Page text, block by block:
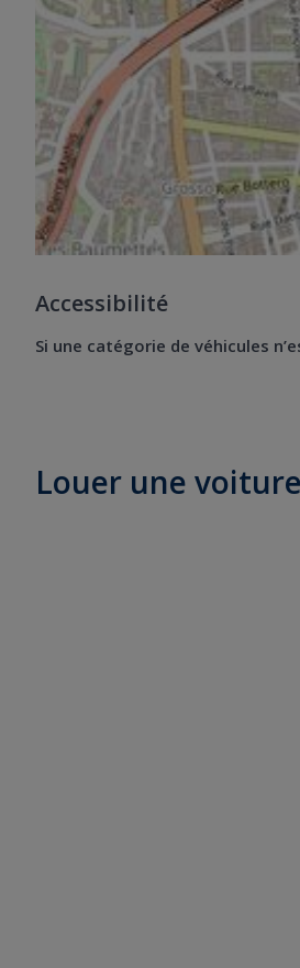
Accessibilité
Si une catégorie de véhicules
Louer une